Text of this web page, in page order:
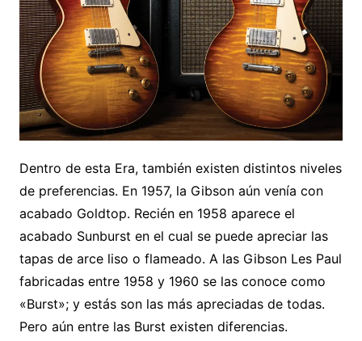
Dentro de esta Era, también existen distintos niveles
de preferencias. En 1957, la Gibson aún venía con
acabado Goldtop. Recién en 1958 aparece el
acabado Sunburst en el cual se puede apreciar las
tapas de arce liso o flameado. A las Gibson Les Paul
fabricadas entre 1958 y 1960 se las conoce como
«Burst»; y estás son las más apreciadas de todas.
Pero aún entre las Burst existen diferencias.